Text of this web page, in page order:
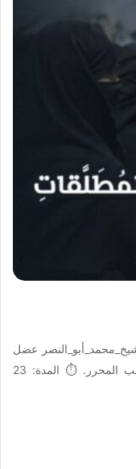
عضل
أحد مساجد ريف حلب المحرر. ⏱ المدة: 23